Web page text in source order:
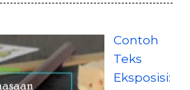
Contoh
Teks
Eksposisi: